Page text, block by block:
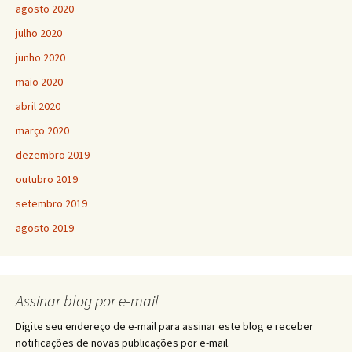
agosto 2020
julho 2020
junho 2020
maio 2020
abril 2020
março 2020
dezembro 2019
outubro 2019
setembro 2019
agosto 2019
Assinar blog por e-mail
Digite seu endereço de e-mail para assinar este blog e receber
notificações de novas publicações por e-mail.